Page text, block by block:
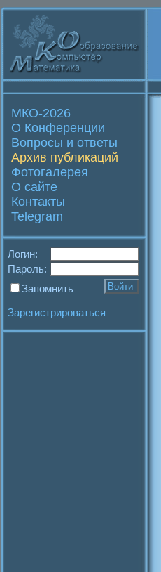
МКО-2026
О Конференции
Вопросы и ответы
Архив публикаций
Фотогалерея
О сайте
Контакты
Telegram
Логин:
Пароль:
Запомнить
Зарегистрироваться